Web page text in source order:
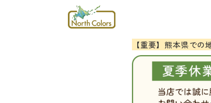
【重要】熊本県で